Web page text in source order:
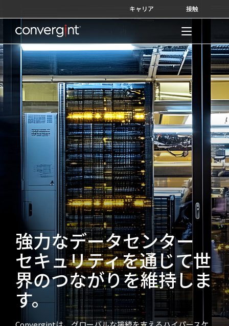
to
content
キャリア 接触
Home
強力なデータセンター
セキュリティを通じて世
界のつながりを維持しま
す。